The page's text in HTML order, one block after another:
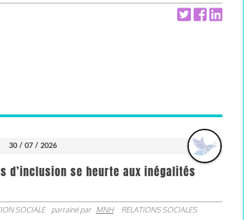
30 / 07 / 2026
d’inclusion se heurte aux inégalités
SOCIALE parrainé par MNH RELATIONS SOCIALES